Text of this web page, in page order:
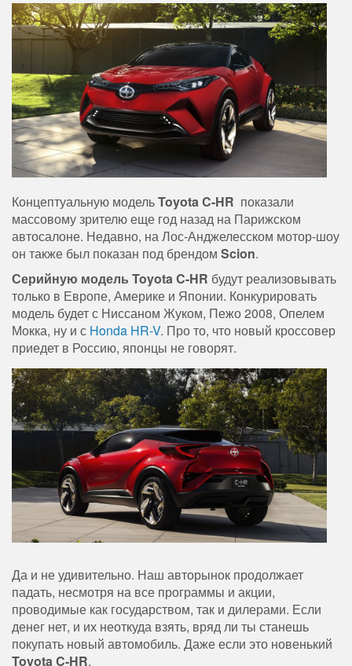
Концептуальную модельToyota C-HR показали
массовому зрителю еще год назад на Парижском
автосалоне. Недавно, на Лос-Анджелесском мотор-шоу
он также был показан под брендом Scion.
Серийную модель Toyota C-HR будут реализовывать
только в Европе, Америке и Японии. Конкурировать
модель будет с Ниссаном Жуком, Пежо 2008, Опелем
Мокка, ну и с Honda HR-V. Про то, что новый кроссовер
приедет в Россию, японцы не говорят.
Да и не удивительно. Наш авторынок продолжает
падать, несмотря на все программы и акции,
проводимые как государством, так и дилерами. Если
денег нет, и их неоткуда взять, вряд ли ты станешь
покупать новый автомобиль. Даже если это новенький
Toyota C-HR.